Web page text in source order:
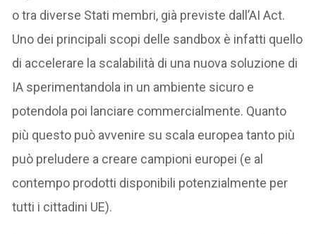
o tra diverse Stati membri, già previste dall’AI Act.
Uno dei principali scopi delle sandbox è infatti quello
di accelerare la scalabilità di una nuova soluzione di
IA sperimentandola in un ambiente sicuro e
potendola poi lanciare commercialmente. Quanto
più questo può avvenire su scala europea tanto più
può preludere a creare campioni europei (e al
contempo prodotti disponibili potenzialmente per
tutti i cittadini UE).